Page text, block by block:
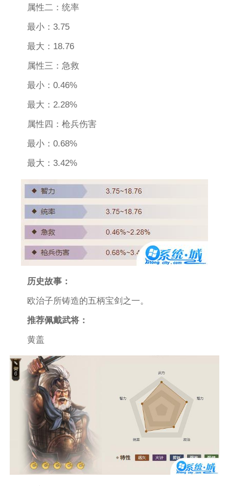
属性二：统率
最小：3.75
最大：18.76
属性三：急救
最小：0.46%
最大：2.28%
属性四：枪兵伤害
最小：0.68%
最大：3.42%
历史故事：
欧治子所铸造的五柄宝剑之一。
推荐佩戴武将：
黄盖